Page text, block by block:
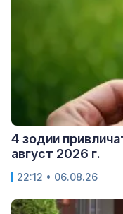
4 зодии
август 2026 г.
22:12 • 06.08.26